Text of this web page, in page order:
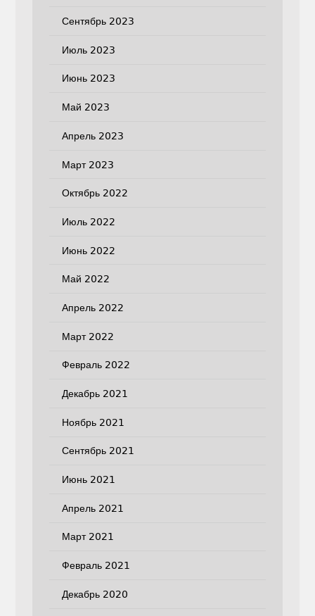
Сентябрь 2023
Июль 2023
Июнь 2023
Май 2023
Апрель 2023
Март 2023
Октябрь 2022
Июль 2022
Июнь 2022
Май 2022
Апрель 2022
Март 2022
Февраль 2022
Декабрь 2021
Ноябрь 2021
Сентябрь 2021
Июнь 2021
Апрель 2021
Март 2021
Февраль 2021
Декабрь 2020